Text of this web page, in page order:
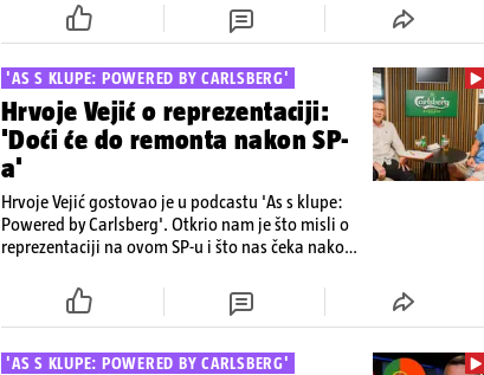
'AS S KLUPE: POWERED BY CARLSBERG'
Hrvoje Vejić o reprezentaciji:
'Doći će do remonta nakon SP-
a'
Hrvoje Vejić gostovao je u podcastu 'As s klupe:
Powered by Carlsberg'. Otkrio nam je što misli o
reprezentaciji na ovom SP-u i što nas čeka nakon.
'AS S KLUPE: POWERED BY CARLSBERG'